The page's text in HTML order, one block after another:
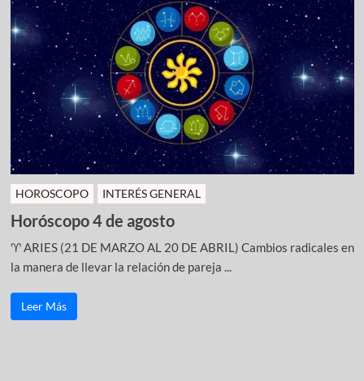
HOROSCOPO INTERÉS GENERAL
Horóscopo 4 de agosto
♈ ARIES (21 DE MARZO AL 20 DE ABRIL) Cambios radicales en
la manera de llevar la relación de pareja ...
Leer Más